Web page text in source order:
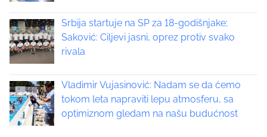
i
g
a
t
Srbija startuje na SP za 18-godišnjake;
Saković: Ciljevi jasni, oprez protiv svako
rivala
Vladimir Vujasinović: Nadam se da ćemo
tokom leta napraviti lepu atmosferu, sa
optimiznom gledam na našu budućnost